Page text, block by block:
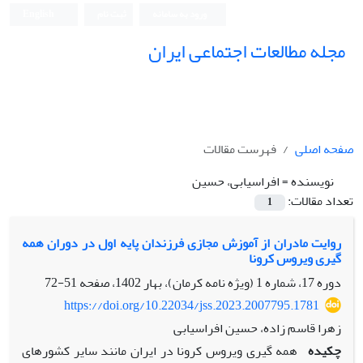
مجله مطالعات اجتماعی ایران
صفحه اصلی
فهرست مقالات
نویسنده =افراسیابی، حسین
تعداد مقالات:
1
روایت مادران از آموزش مجازی فرزندان پایه اول در دوران همه
گیری ویروس کرونا
دوره 17، شماره 1 (ویژه نامه کرمان)، بهار 1402، صفحه
51-72
https://doi.org/10.22034/jss.2023.2007795.1781
زهرا قاسم زاده، حسین افراسیابی
چکیده همه­ گیری ویروس کرونا در ایران مانند سایر کشورهای